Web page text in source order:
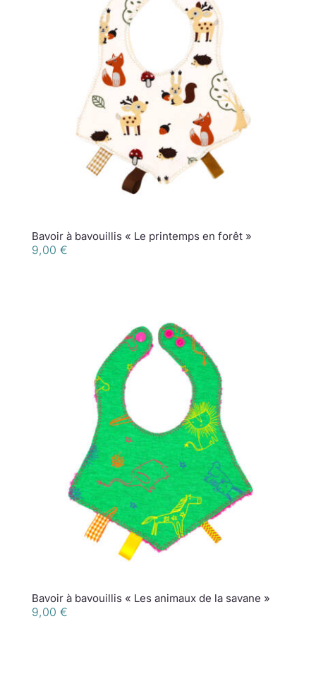
Bavoir à bavouillis « Le printemps en forêt »
9,00 €
Bavoir à bavouillis « Les animaux de la savane »
9,00 €